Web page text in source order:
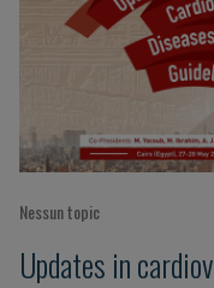
Nessun topic
Updates in